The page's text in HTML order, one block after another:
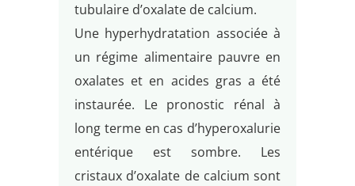
tubulaire d’oxalate de calcium.
Une hyperhydratation associée à
un régime alimentaire pauvre en
oxalates et en acides gras a été
instaurée. Le pronostic rénal à
long terme en cas d’hyperoxalurie
entérique est sombre. Les
cristaux d’oxalate de calcium sont